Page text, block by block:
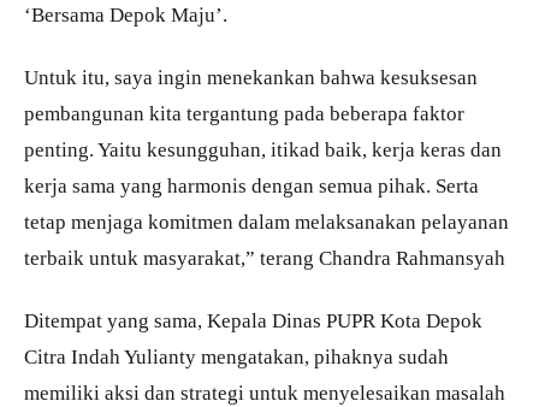
‘Bersama Depok Maju’.
Untuk itu, saya ingin menekankan bahwa kesuksesan
pembangunan kita tergantung pada beberapa faktor
penting. Yaitu kesungguhan, itikad baik, kerja keras dan
kerja sama yang harmonis dengan semua pihak. Serta
tetap menjaga komitmen dalam melaksanakan pelayanan
terbaik untuk masyarakat,” terang Chandra Rahmansyah
Ditempat yang sama, Kepala Dinas PUPR Kota Depok
Citra Indah Yulianty mengatakan, pihaknya sudah
memiliki aksi dan strategi untuk menyelesaikan masalah